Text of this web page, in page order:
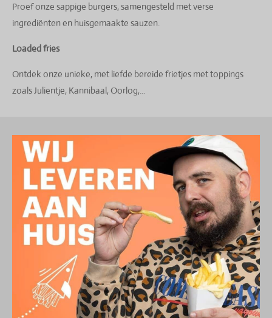
Proef onze sappige burgers, samengesteld met verse
ingrediënten en huisgemaakte sauzen.
Loaded fries
Ontdek onze unieke, met liefde bereide frietjes met toppings
zoals Julientje, Kannibaal, Oorlog,...